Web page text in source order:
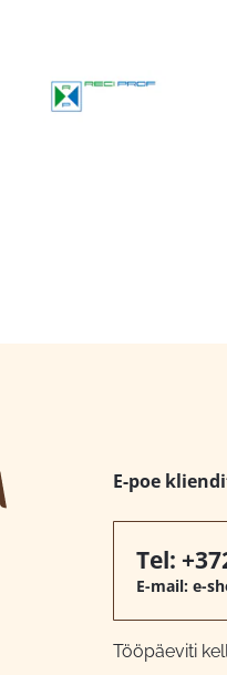
E-poe
Tel:
E-mail: e-
Tööpäeviti